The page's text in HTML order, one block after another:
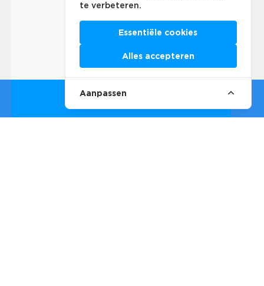
te verbeteren.
Essentiële cookies
Alles accepteren
Aanpassen